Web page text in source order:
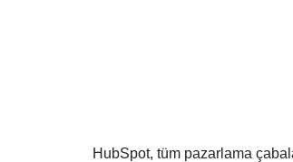
HubSpot, tüm pazarlama